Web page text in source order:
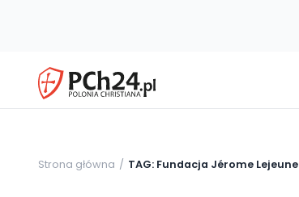
Strona główna TAG: Fundacja Jérome Lejeune